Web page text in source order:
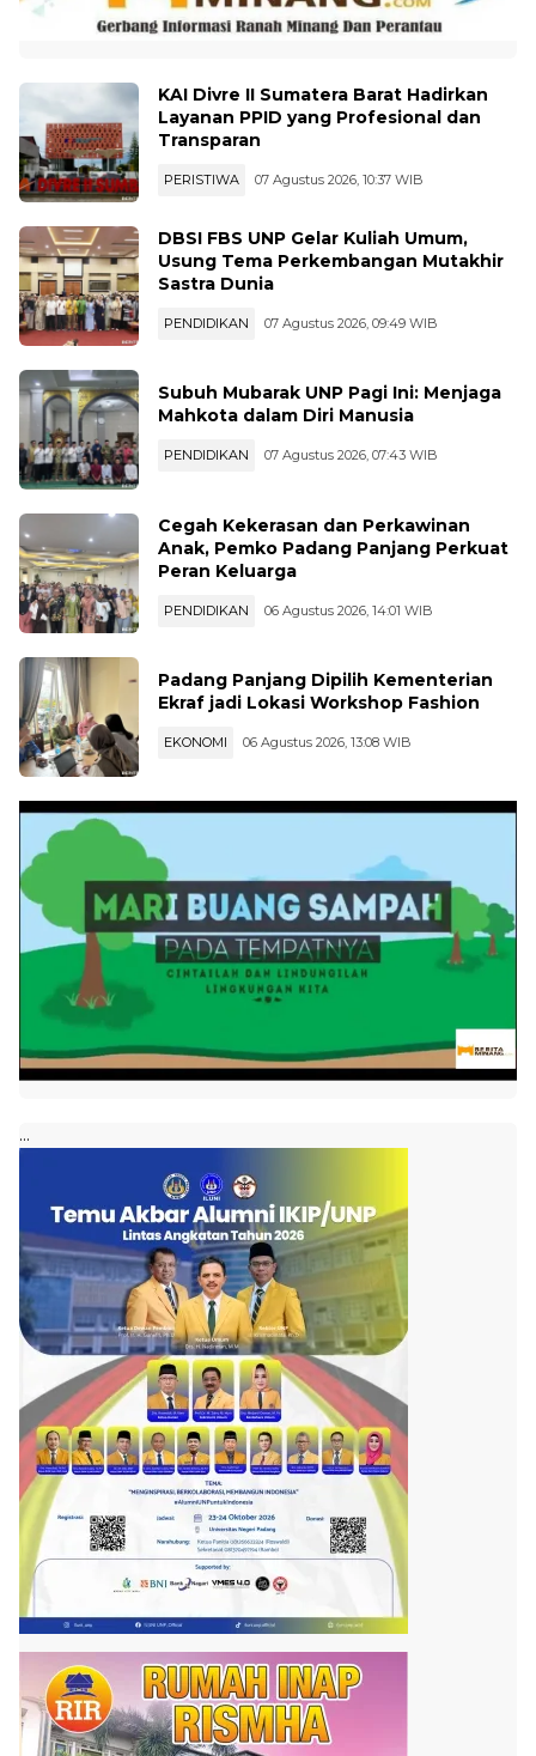
KAI Divre II Sumatera Barat Hadirkan
Layanan PPID yang Profesional dan
Transparan
PERISTIWA 07 Agustus 2026, 10:37 WIB
DBSI FBS UNP Gelar Kuliah Umum,
Usung Tema Perkembangan Mutakhir
Sastra Dunia
PENDIDIKAN 07 Agustus 2026, 09:49 WIB
Subuh Mubarak UNP Pagi Ini: Menjaga
Mahkota dalam Diri Manusia
PENDIDIKAN 07 Agustus 2026, 07:43 WIB
Cegah Kekerasan dan Perkawinan
Anak, Pemko Padang Panjang Perkuat
Peran Keluarga
PENDIDIKAN 06 Agustus 2026, 14:01 WIB
Padang Panjang Dipilih Kementerian
Ekraf jadi Lokasi Workshop Fashion
EKONOMI 06 Agustus 2026, 13:08 WIB
...